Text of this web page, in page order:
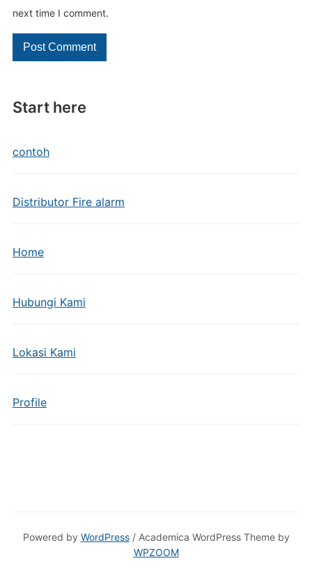
Start here
contoh
Distributor Fire alarm
Home
Hubungi Kami
Lokasi Kami
Profile
next time I comment.
Powered by WordPress/ Academica WordPress Theme by
WPZOOM